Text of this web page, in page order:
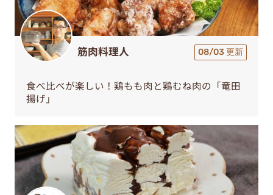
筋肉料理人 08/03 更新
食べ比べが楽しい！鶏もも肉と鶏むね肉の「竜田
揚げ」